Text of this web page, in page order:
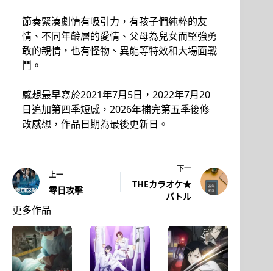
節奏緊湊劇情有吸引力，有孩子們純粹的友
情、不同年齡層的愛情、父母為兒女而堅強勇
敢的親情，也有怪物、異能等特效和大場面戰
鬥。
感想最早寫於2021年7月5日，2022年7月20
日追加第四季短感，2026年補完第五季後修
改感想，作品日期為最後更新日。
上一
零日攻擊
下一
THEカラオケ★
バトル
更多作品